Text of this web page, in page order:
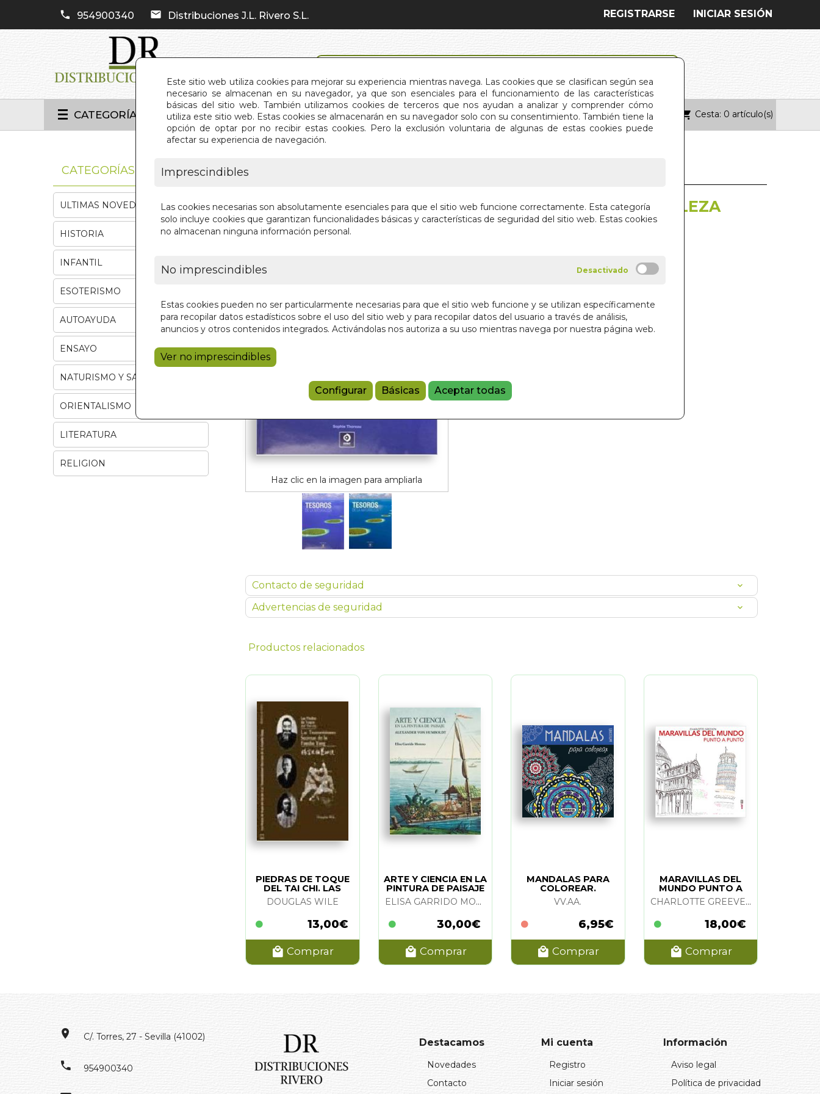
Este sitio web utiliza cookies para mejorar su experiencia mientras navega. Las cookies que se clasifican según sea
necesario se almacenan en su navegador, ya que son esenciales para el funcionamiento de las características
básicas del sitio web. También utilizamos cookies de terceros que nos ayudan a analizar y comprender cómo
utiliza este sitio web. Estas cookies se almacenarán en su navegador solo con su consentimiento. También tiene la
opción de optar por no recibir estas cookies. Pero la exclusión voluntaria de algunas de estas cookies puede
afectar su experiencia de navegación.
Imprescindibles
Las cookies necesarias son absolutamente esenciales para que el sitio web funcione correctamente. Esta categoría
solo incluye cookies que garantizan funcionalidades básicas y características de seguridad del sitio web. Estas cookies
no almacenan ninguna información personal.
No imprescindibles
Estas cookies pueden no ser particularmente necesarias para que el sitio web funcione y se utilizan específicamente
para recopilar datos estadísticos sobre el uso del sitio web y para recopilar datos del usuario a través de análisis,
anuncios y otros contenidos integrados. Activándolas nos autoriza a su uso mientras navega por nuestra página web.
Ver no imprescindibles
Configurar Básicas Aceptar todas
954900340 Distribuciones J.L. Rivero S.L. INICIAR SESIÓN
REGISTRARSE
CATEGORÍAS INICIO QUIÉNES SOMOS CONTACTO Cesta: 0 artículo(s)
Haz clic en la imagen para ampliarla
TESOROS DE LA NATURALEZA
SOPHIE THOREAU
Añadir a la cesta
Contacto de seguridad
Advertencias de seguridad
Productos relacionados
PIEDRAS DE TOQUE
DEL TAI CHI. LAS
DOUGLAS WILE
13,00€
Comprar
ARTE Y CIENCIA EN LA
PINTURA DE PAISAJE
ELISA GARRIDO MORENO
30,00€
Comprar
MANDALAS PARA
COLOREAR.
ANTIESTRES (2)
VV.AA.
6,95€
Comprar
MARAVILLAS DEL
MUNDO PUNTO A
PUNTO
CHARLOTTE GREEVEN
18,00€
Comprar
CATEGORÍAS
ULTIMAS NOVEDADES
HISTORIA
INFANTIL
ESOTERISMO
AUTOAYUDA
ENSAYO
NATURISMO Y SALUD
ORIENTALISMO
LITERATURA
RELIGION
C/. Torres, 27 - Sevilla (41002)
954900340
Destacamos
Novedades
Contacto
Mi cuenta
Registro
Iniciar sesión
Información
Aviso legal
Política de privacidad